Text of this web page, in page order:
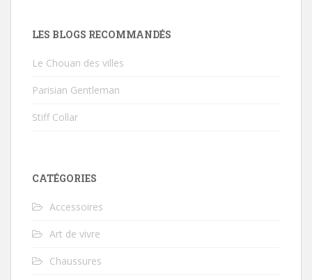
LES BLOGS RECOMMANDÉS
Le Chouan des villes
Parisian Gentleman
Stiff Collar
CATÉGORIES
Accessoires
Art de vivre
Chaussures